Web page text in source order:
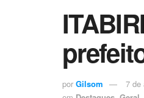
por Gilsom
7 de